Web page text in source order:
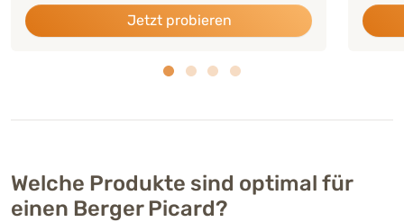
Jetzt probieren
Welche Produkte sind optimal für
einen Berger Picard?